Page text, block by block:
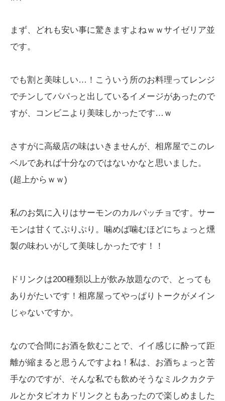
まず、どれも安い事に驚きますよねｗｗサイゼリア並
です。
でも割と美味しい…！こういう所のお料理ってレンジ
でチンしてパパっと出しているイメージがあったので
すが、コンビニより美味しかったです…ｗ
さすがに高級店の味はいきませんが、相席屋でこのレ
ベルであれば十分なのではないかなと思いました。
(超上からｗｗ)
私のお気に入りはサーモンのカルパッチョです。サー
モンは甘くてぷりぷり。噛めば噛むほどにちょっと燻
製の味わいがして美味しかったです！！
ドリンクは200種類以上が飲み放題なので、とっても
ありがたいです！相席屋ってやっぱりトークがメイン
じゃないですか。
なので合間にお酒を飲むことで、イイ感じに酔って距
離が縮まると思うんですよね！私は、お酒ちょっと苦
手なのですが、そんな私でも飲めそうなミルクカクテ
ルとかタピオカドリンクともあったので楽しめました